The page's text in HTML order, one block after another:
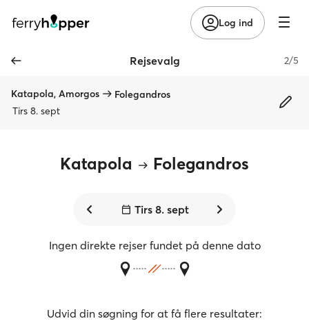
Log ind
Rejsevalg 2/5
Katapola, Amorgos
Folegandros
Tirs 8. sept
Katapola Folegandros
Tirs 8. sept
Ingen direkte rejser fundet på denne dato
Udvid din søgning for at få flere resultater: